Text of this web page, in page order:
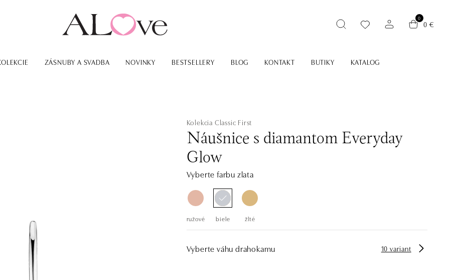
0
0 €
ZÁSNUBY A SVADBA NOVINKY BESTSELLERY BLOG KONTAKT BUTIKY KATALOG
Kolekcia Classic First
Náušnice s diamantom Everyday
Glow
Vyberte farbu zlata
ružové biele žlté
Vyberte váhu drahokamu 10 variant